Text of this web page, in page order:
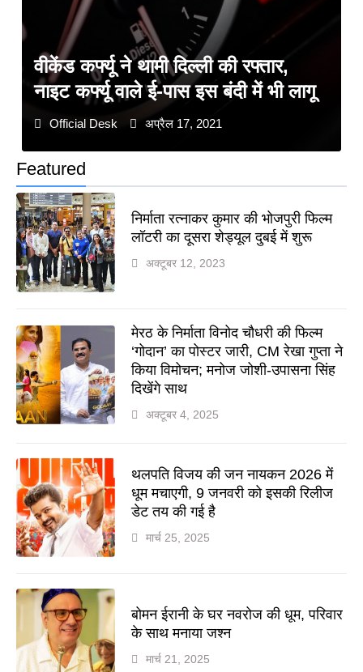
Featured
निर्माता रत्नाकर कुमार की भोजपुरी फिल्म
लॉटरी का दूसरा शेड्यूल दुबई में शुरू
अक्टूबर 12, 2023
मेरठ के निर्माता विनोद चौधरी की फिल्म
‘गोदान’ का पोस्टर जारी, CM रेखा गुप्ता ने
किया विमोचन; मनोज जोशी-उपासना सिंह
दिखेंगे साथ
अक्टूबर 4, 2025
थलपति विजय की जन नायकन 2026 में
धूम मचाएगी, 9 जनवरी को इसकी रिलीज
डेट तय की गई है
मार्च 25, 2025
बोमन ईरानी के घर नवरोज की धूम, परिवार
के साथ मनाया जश्न
मार्च 21, 2025
वीकेंड कर्फ्यू ने थामी दिल्ली की रफ्तार,
नाइट कर्फ्यू वाले ई-पास इस बंदी में भी लागू
Official Desk अप्रैल 17, 2021